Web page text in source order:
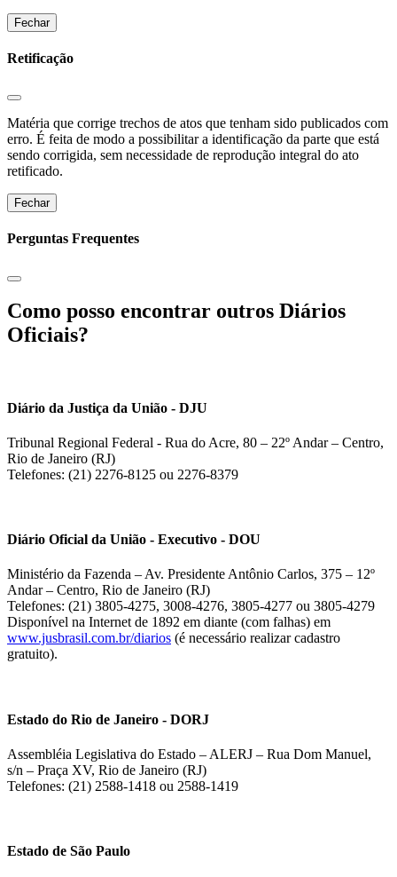
Fechar
Retificação
Matéria que corrige trechos de atos que tenham sido publicados com
erro. É feita de modo a possibilitar a identificação da parte que está
sendo corrigida, sem necessidade de reprodução integral do ato
retificado.
Fechar
Perguntas Frequentes
Como posso encontrar outros Diários
Oficiais?
Diário da Justiça da União - DJU
Tribunal Regional Federal - Rua do Acre, 80 – 22º Andar – Centro,
Rio de Janeiro (RJ)
Telefones: (21) 2276-8125 ou 2276-8379
Diário Oficial da União - Executivo - DOU
Ministério da Fazenda – Av. Presidente Antônio Carlos, 375 – 12º
Andar – Centro, Rio de Janeiro (RJ)
Telefones: (21) 3805-4275, 3008-4276, 3805-4277 ou 3805-4279
Disponível na Internet de 1892 em diante (com falhas) em
www.jusbrasil.com.br/diarios (é necessário realizar cadastro
gratuito).
Estado do Rio de Janeiro - DORJ
Assembléia Legislativa do Estado – ALERJ – Rua Dom Manuel,
s/n – Praça XV, Rio de Janeiro (RJ)
Telefones: (21) 2588-1418 ou 2588-1419
Estado de São Paulo